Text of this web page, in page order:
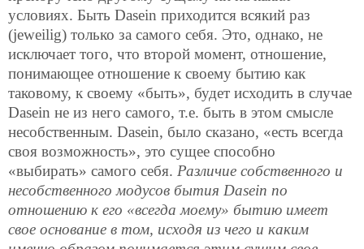
условиях. Быть Dasein приходится всякий раз
(jeweilig) только за самого себя. Это, однако, не
исключает того, что второй момент, отношение,
понимающее отношение к своему бытию как
таковому, к своему «быть», будет исходить в случае
Dasein не из него самого, т.е. быть в этом смысле
несобственным. Dasein, было сказано, «есть всегда
своя возможность», это сущее способно
«выбирать» самого себя. Различие собственного и
несобственного модусов бытия Dasein по
отношению к его «всегда моему» бытию имеет
свое основание в том, исходя из чего и каким